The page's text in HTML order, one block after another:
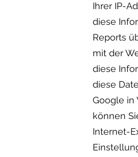
Ihrer IP-
diese
Reports
mit der
diese
diese
Google in
können
Internet-